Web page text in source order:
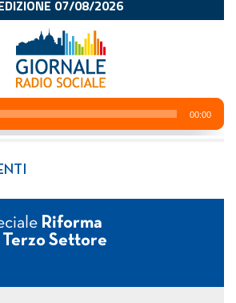
Riforma
Terzo Settore